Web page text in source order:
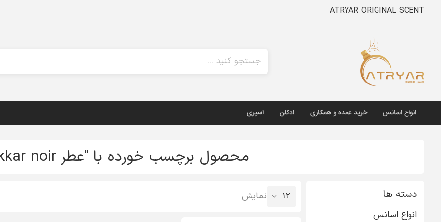
ATRYAR ORIGINAL SCENT
انواع اسانس خرید عمده و همکاری ادکلن اسپری
دسته ها
انواع اسانس
محصول برچسب خورده با "عطر drakkar noir"
نمایش